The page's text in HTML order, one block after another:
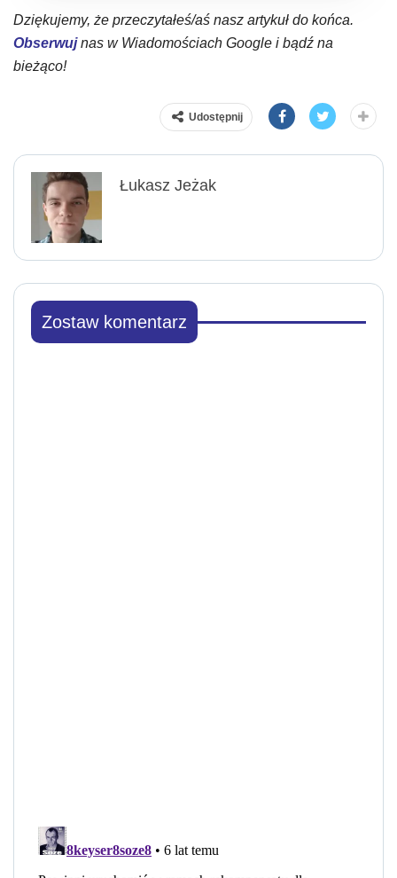
Dziękujemy, że przeczytałeś/aś nasz artykuł do końca.
Obserwujnas w Wiadomościach Google i bądź na
bieżąco!
Udostępnij
Łukasz Jeżak
Zostaw komentarz